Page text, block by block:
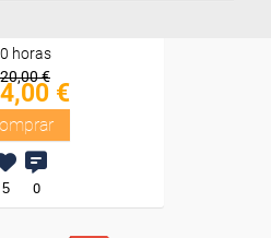
horas
€
€
5 0